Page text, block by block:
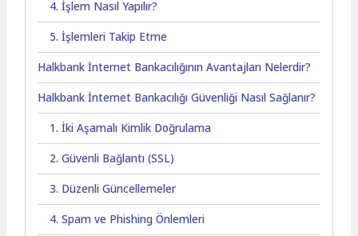
4. İşlem Nasıl Yapılır?
5. İşlemleri Takip Etme
Halkbank İnternet Bankacılığının Avantajları Nelerdir?
Halkbank İnternet Bankacılığı Güvenliği Nasıl Sağlanır?
1. İki Aşamalı Kimlik Doğrulama
2. Güvenli Bağlantı (SSL)
3. Düzenli Güncellemeler
4. Spam ve Phishing Önlemleri